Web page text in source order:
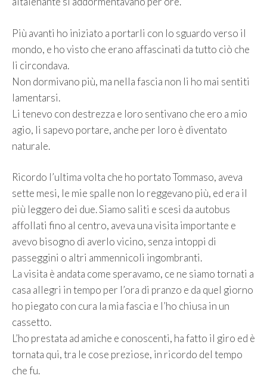
Più avanti ho iniziato a portarli con lo sguardo verso il
mondo, e ho visto che erano affascinati da tutto ciò che
li circondava.
Non dormivano più, ma nella fascia non li ho mai sentiti
lamentarsi.
Li tenevo con destrezza e loro sentivano che ero a mio
agio, li sapevo portare, anche per loro è diventato
naturale.
Ricordo l’ultima volta che ho portato Tommaso, aveva
sette mesi, le mie spalle non lo reggevano più, ed era il
più leggero dei due. Siamo saliti e scesi da autobus
affollati fino al centro, aveva una visita importante e
avevo bisogno di averlo vicino, senza intoppi di
passeggini o altri ammennicoli ingombranti.
La visita è andata come speravamo, ce ne siamo tornati a
casa allegri in tempo per l’ora di pranzo e da quel giorno
ho piegato con cura la mia fascia e l’ho chiusa in un
cassetto.
L’ho prestata ad amiche e conoscenti, ha fatto il giro ed è
tornata qui, tra le cose preziose, in ricordo del tempo
che fu.